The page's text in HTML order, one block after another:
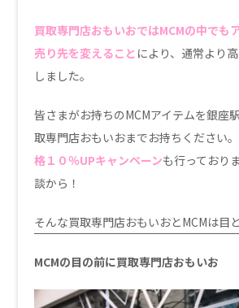
買取専門店おもいおではMCMの中でも
売り先を変えること により、通常より
しました。
皆さまがお持ちのMCMアイテムを銀座
取専門店おもいおまでお持ちください。
格１０％UPキャンペーンも行っており
談から！
そんな買取専門店おもいおとMCMは目
MCMの目の前に買取専門店おもいお